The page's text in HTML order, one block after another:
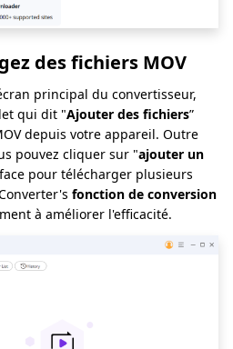
des fichiers MOV
principal du convertisseur,
qui dit "Ajouter des fichiers”
depuis votre appareil. Outre
pouvez cliquer sur "ajouter un
pour télécharger plusieurs
fonction de conversion
à améliorer l'efficacité.